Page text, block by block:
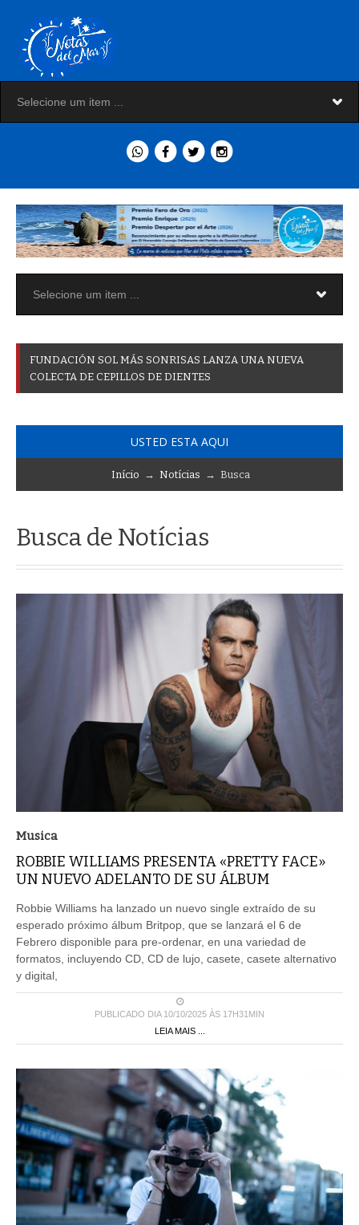
FUNDACIÓN SOL MÁS SONRISAS LANZA UNA NUEVA
COLECTA DE CEPILLOS DE DIENTES
USTED ESTA AQUI
Início → Notícias → Busca
Busca de Notícias
Musica
ROBBIE WILLIAMS PRESENTA «PRETTY FACE»
UN NUEVO ADELANTO DE SU ÁLBUM
Robbie Williams ha lanzado un nuevo single extraído de su
esperado próximo álbum Britpop, que se lanzará el 6 de
Febrero disponible para pre-ordenar, en una variedad de
formatos, incluyendo CD, CD de lujo, casete, casete alternativo
y digital,
PUBLICADO DIA 10/10/2025 ÀS 17H31MIN
LEIA MAIS ...